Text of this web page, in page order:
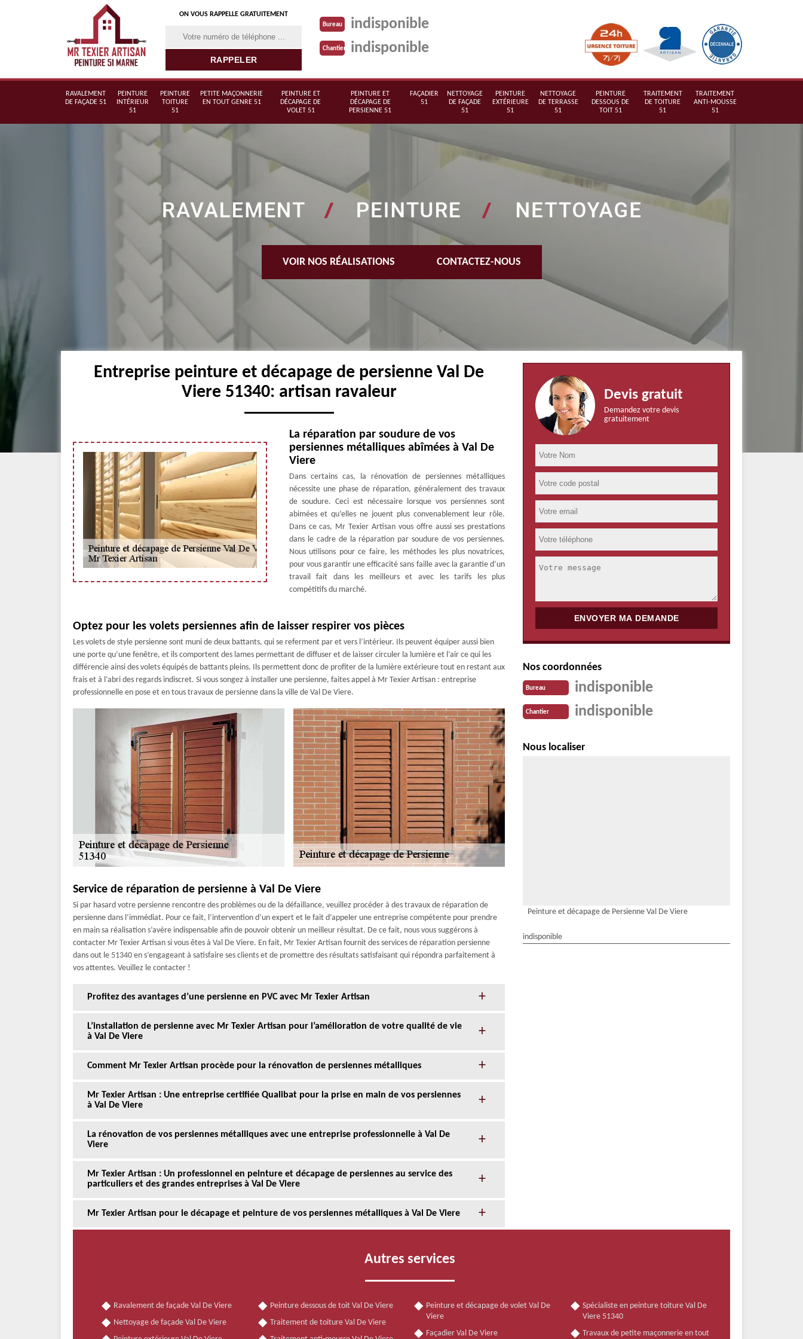
ON VOUS RAPPELLE GRATUITEMENT
Bureau indisponible
Chantier indisponible
RAVALEMENT
DE FAÇADE 51
PEINTURE
INTÉRIEUR
51
PEINTURE
TOITURE
51
PETITE MAÇONNERIE
EN TOUT GENRE 51
PEINTURE ET
DÉCAPAGE DE
VOLET 51
PEINTURE ET
DÉCAPAGE DE
PERSIENNE 51
FAÇADIER
51
NETTOYAGE
DE FAÇADE
51
PEINTURE
EXTÉRIEURE
51
NETTOYAGE
DE TERRASSE
51
PEINTURE
DESSOUS DE
TOIT 51
TRAITEMENT
DE TOITURE
51
TRAITEMENT
ANTI-MOUSSE
51
VOIR NOS RÉALISATIONS CONTACTEZ-NOUS
Entreprise peinture et décapage de persienne Val De
Viere 51340: artisan ravaleur
La réparation par soudure de vos
persiennes métalliques abîmées à Val De
Viere
Dans certains cas, la rénovation de persiennes métalliques
nécessite une phase de réparation, généralement des travaux
de soudure. Ceci est nécessaire lorsque vos persiennes sont
abimées et qu’elles ne jouent plus convenablement leur rôle.
Dans ce cas, Mr Texier Artisan vous offre aussi ses prestations
dans le cadre de la réparation par soudure de vos persiennes.
Nous utilisons pour ce faire, les méthodes les plus novatrices,
pour vous garantir une efficacité sans faille avec la garantie d’un
travail fait dans les meilleurs et avec les tarifs les plus
compétitifs du marché.
Optez pour les volets persiennes afin de laisser respirer vos pièces
Les volets de style persienne sont muni de deux battants, qui se referment par et vers l’intérieur. Ils peuvent équiper aussi bien
une porte qu’une fenêtre, et ils comportent des lames permettant de diffuser et de laisser circuler la lumière et l’air ce qui les
différencie ainsi des volets équipés de battants pleins. Ils permettent donc de profiter de la lumière extérieure tout en restant aux
frais et à l’abri des regards indiscret. Si vous songez à installer une persienne, faites appel à Mr Texier Artisan : entreprise
professionnelle en pose et en tous travaux de persienne dans la ville de Val De Viere.
Service de réparation de persienne à Val De Viere
Si par hasard votre persienne rencontre des problèmes ou de la défaillance, veuillez procéder à des travaux de réparation de
persienne dans l’immédiat. Pour ce fait, l’intervention d’un expert et le fait d’appeler une entreprise compétente pour prendre
en main sa réalisation s’avère indispensable afin de pouvoir obtenir un meilleur résultat. De ce fait, nous vous suggérons à
contacter Mr Texier Artisan si vous êtes à Val De Viere. En fait, Mr Texier Artisan fournit des services de réparation persienne
dans out le 51340 en s’engageant à satisfaire ses clients et de promettre des résultats satisfaisant qui répondra parfaitement à
vos attentes. Veuillez le contacter !
Profitez des avantages d’une persienne en PVC avec Mr Texier Artisan
L’installation de persienne avec Mr Texier Artisan pour l’amélioration de votre qualité de vie
à Val De Viere
Comment Mr Texier Artisan procède pour la rénovation de persiennes métalliques
Mr Texier Artisan : Une entreprise certifiée Qualibat pour la prise en main de vos persiennes
à Val De Viere
La rénovation de vos persiennes métalliques avec une entreprise professionnelle à Val De
Viere
Mr Texier Artisan : Un professionnel en peinture et décapage de persiennes au service des
particuliers et des grandes entreprises à Val De Viere
Mr Texier Artisan pour le décapage et peinture de vos persiennes métalliques à Val De Viere
Devis gratuit
Demandez votre devis
gratuitement
Nos coordonnées
Bureau indisponible
Chantier indisponible
Nous localiser
Peinture et décapage de Persienne Val De Viere
indisponible
Autres services
Ravalement de façade Val De Viere
Nettoyage de façade Val De Viere
Peinture dessous de toit Val De Viere
Traitement de toiture Val De Viere
Peinture et décapage de volet Val De
Viere
Façadier Val De Viere
Spécialiste en peinture toiture Val De
Viere 51340
Travaux de petite maçonnerie en tout